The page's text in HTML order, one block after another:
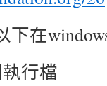
在
行檔